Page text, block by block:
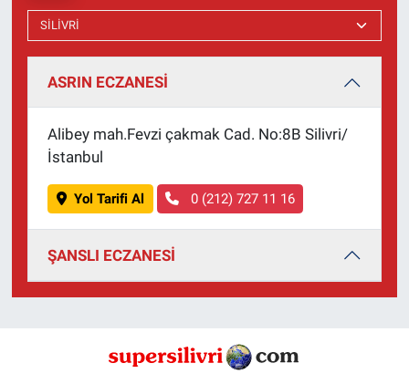
ASRIN ECZANESİ
Alibey mah.Fevzi çakmak Cad. No:8B Silivri/
İstanbul
Yol Tarifi Al 0 (212) 727 11 16
ŞANSLI ECZANESİ